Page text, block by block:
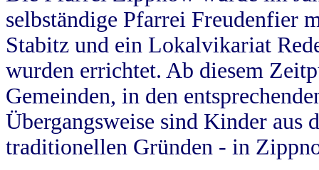
selbständige Pfarrei Freudenfier
Stabitz und ein Lokalvikariat
wurden errichtet. Ab diesem
Gemeinden, in den
Übergangsweise sind Kinder aus
traditionellen Gründen - in